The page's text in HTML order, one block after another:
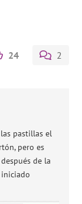
24 2
pastillas el
pero es
de la